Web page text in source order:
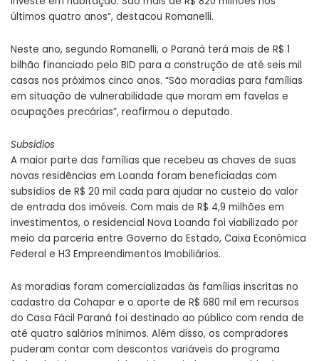
últimos quatro anos”, destacou Romanelli.
Neste ano, segundo Romanelli, o Paraná terá mais de R$ 1
bilhão financiado pelo BID para a construção de até seis mil
casas nos próximos cinco anos. “São moradias para famílias
em situação de vulnerabilidade que moram em favelas e
ocupações precárias”, reafirmou o deputado.
Subsídios
A maior parte das famílias que recebeu as chaves de suas
novas residências em Loanda foram beneficiadas com
subsídios de R$ 20 mil cada para ajudar no custeio do valor
de entrada dos imóveis. Com mais de R$ 4,9 milhões em
investimentos, o residencial Nova Loanda foi viabilizado por
meio da parceria entre Governo do Estado, Caixa Econômica
Federal e H3 Empreendimentos Imobiliários.
As moradias foram comercializadas às famílias inscritas no
cadastro da Cohapar e o aporte de R$ 680 mil em recursos
do Casa Fácil Paraná foi destinado ao público com renda de
até quatro salários mínimos. Além disso, os compradores
puderam contar com descontos variáveis do programa